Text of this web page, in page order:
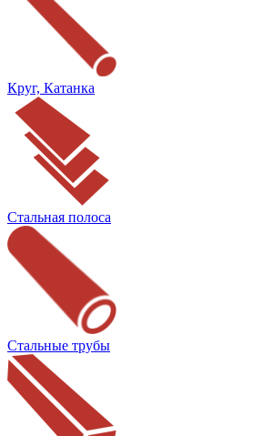
Круг, Катанка
Стальная полоса
Стальные трубы